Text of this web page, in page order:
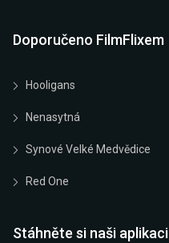
Doporučeno FilmFlixem
Hooligans
Nenasytná
Synové Velké Medvědice
Red One
Stáhněte si naši aplikaci